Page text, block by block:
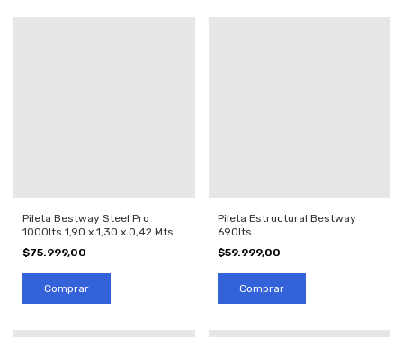
Pileta Bestway Steel Pro
1000lts 1,90 x 1,30 x 0,42 Mts
(cod 10473)
$75.999,00
Pileta Estructural Bestway
690lts
$59.999,00